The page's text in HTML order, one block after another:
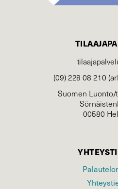
(09) 228 08 210
Suomen Luonto/
00580